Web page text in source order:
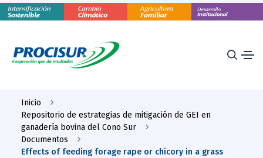
Inicio
Repositorio de estrategias de mitigación de GEI en
ganadería bovina del Cono Sur
Documentos
Effects of feeding forage rape or chicory in a grass